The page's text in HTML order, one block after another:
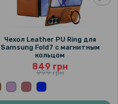
Чехол Leather PU Ring для
Samsung Fold7 с магнитным
кольцом
849 грн
999 грн